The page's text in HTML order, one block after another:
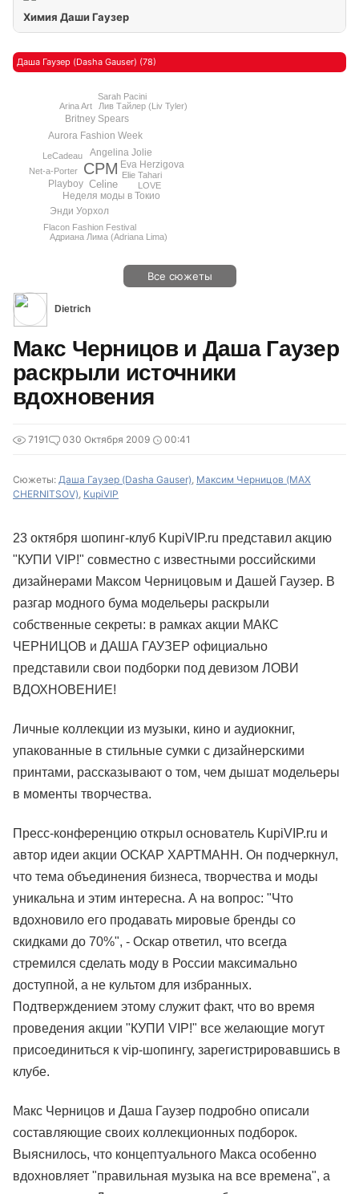
Химия Даши Гаузер
Даша Гаузер (Dasha Gauser) (78)
CPM
Celine
Angelina Jolie
Aurora Fashion Week
Неделя моды в Токио
Britney Spears
Энди Уорхол
Eva Herzigova
Playboy
Net-a-Porter
Flacon Fashion Festival
Адриана Лима (Adriana Lima)
LeCadeau
Elie Tahari
Лив Тайлер (Liv Tyler)
Sarah Pacini
LOVE
Arina Art
Все сюжеты
Dietrich
Макс Черницов и Даша Гаузер
раскрыли источники
вдохновения
7191 030 Октября 2009 00:41
Сюжеты: Даша Гаузер (Dasha Gauser), Максим Черницов (MAX
CHERNITSOV), KupiVIP
23 октября шопинг-клуб KupiVIP.ru представил акцию
"КУПИ VIP!" совместно с известными российскими
дизайнерами Максом Черницовым и Дашей Гаузер. В
разгар модного бума модельеры раскрыли
собственные секреты: в рамках акции МАКС
ЧЕРНИЦОВ и ДАША ГАУЗЕР официально
представили свои подборки под девизом ЛОВИ
ВДОХНОВЕНИЕ!
Личные коллекции из музыки, кино и аудиокниг,
упакованные в стильные сумки с дизайнерскими
принтами, рассказывают о том, чем дышат модельеры
в моменты творчества.
Пресс-конференцию открыл основатель KupiVIP.ru и
автор идеи акции ОСКАР ХАРТМАНН. Он подчеркнул,
что тема объединения бизнеса, творчества и моды
уникальна и этим интересна. А на вопрос: "Что
вдохновило его продавать мировые бренды со
скидками до 70%", - Оскар ответил, что всегда
стремился сделать моду в России максимально
доступной, а не культом для избранных.
Подтверждением этому служит факт, что во время
проведения акции "КУПИ VIP!" все желающие могут
присоединиться к vip-шопингу, зарегистрировавшись в
клубе.
Макс Черницов и Даша Гаузер подробно описали
составляющие своих коллекционных подборок.
Выяснилось, что концептуального Макса особенно
вдохновляет "правильная музыка на все времена", а